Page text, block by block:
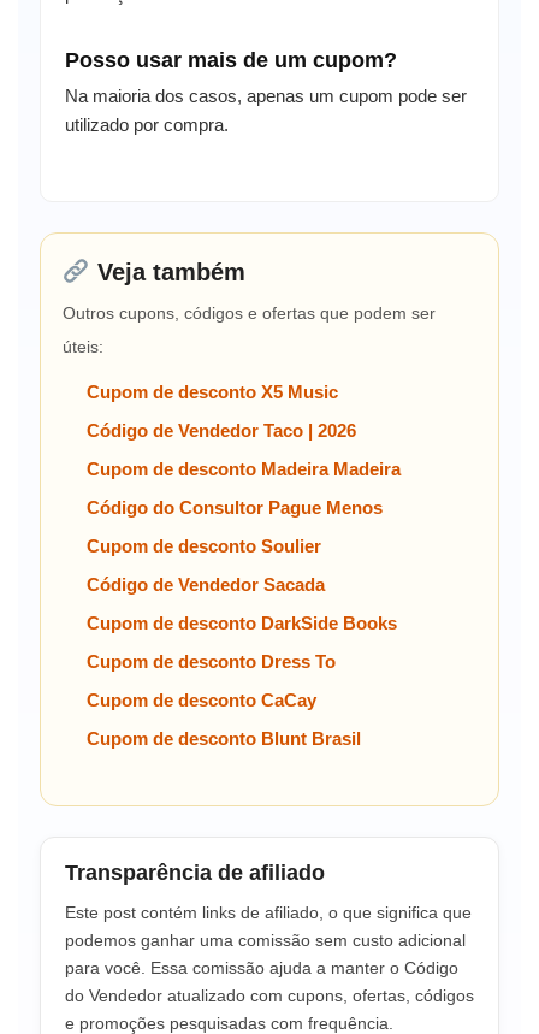
Posso usar mais de um cupom?
Na maioria dos casos, apenas um cupom pode ser
utilizado por compra.
Veja também
Outros cupons, códigos e ofertas que podem ser
úteis:
Cupom de desconto X5 Music
Código de Vendedor Taco | 2026
Cupom de desconto Madeira Madeira
Código do Consultor Pague Menos
Cupom de desconto Soulier
Código de Vendedor Sacada
Cupom de desconto DarkSide Books
Cupom de desconto Dress To
Cupom de desconto CaCay
Cupom de desconto Blunt Brasil
Transparência de afiliado
Este post contém links de afiliado, o que significa que
podemos ganhar uma comissão sem custo adicional
para você. Essa comissão ajuda a manter o Código
do Vendedor atualizado com cupons, ofertas, códigos
e promoções pesquisadas com frequência.